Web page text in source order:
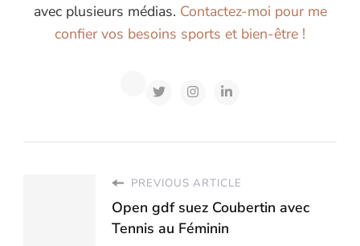
avec plusieurs médias. Contactez-moi pour me
confier vos besoins sports et bien-être !
PREVIOUS ARTICLE
Open gdf suez Coubertin avec
Tennis au Féminin